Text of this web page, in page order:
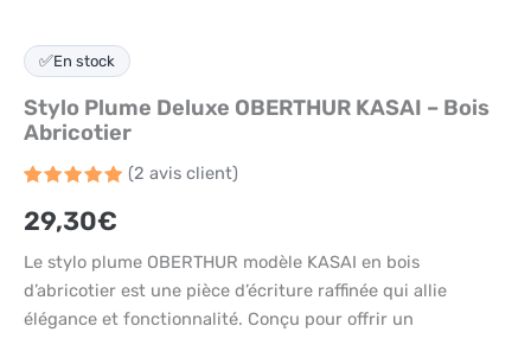
✅En stock
Stylo Plume Deluxe OBERTHUR KASAI – Bois
Abricotier
sur 5
basé
notations
client
(2 avis client)
29,30€
Le stylo plume OBERTHUR modèle KASAI en bois
d’abricotier est une pièce d’écriture raffinée qui allie
élégance et fonctionnalité. Conçu pour offrir un